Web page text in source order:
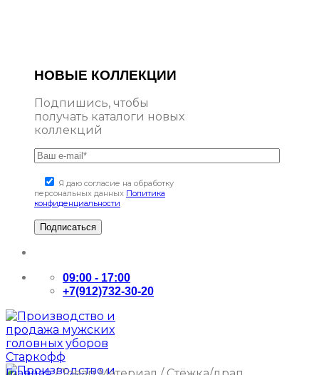
НОВЫЕ КОЛЛЕКЦИИ
Подпишись, чтобы
получать каталоги новых
коллекций
Я даю согласие на обработку
персональных данных Политика
конфиденциальности
09:00 - 17:00
+7(912)732-30-20